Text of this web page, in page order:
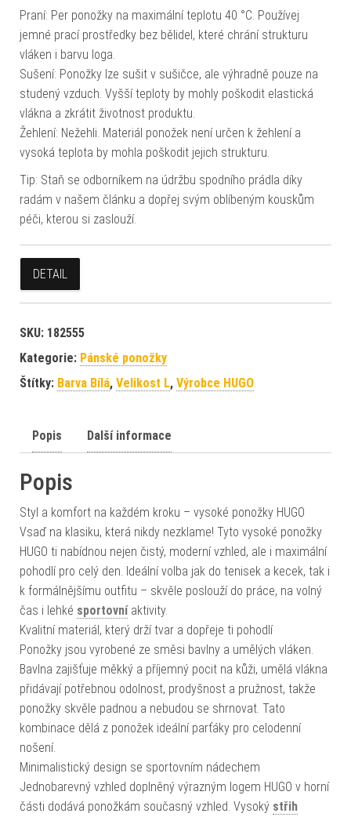
Praní: Per ponožky na maximální teplotu 40 °C. Používej
jemné prací prostředky bez bělidel, které chrání strukturu
vláken i barvu loga.
Sušení: Ponožky lze sušit v sušičce, ale výhradně pouze na
studený vzduch. Vyšší teploty by mohly poškodit elastická
vlákna a zkrátit životnost produktu.
Žehlení: Nežehli. Materiál ponožek není určen k žehlení a
vysoká teplota by mohla poškodit jejich strukturu.
Tip: Staň se odborníkem na údržbu spodního prádla díky
radám v našem článku a dopřej svým oblíbeným kouskům
péči, kterou si zaslouží.
DETAIL
SKU: 182555
Kategorie: Pánské ponožky
Štítky: Barva Bílá, Velikost L, Výrobce HUGO
Popis Další informace
Popis
Styl a komfort na každém kroku – vysoké ponožky HUGO
Vsaď na klasiku, která nikdy nezklame! Tyto vysoké ponožky
HUGO ti nabídnou nejen čistý, moderní vzhled, ale i maximální
pohodlí pro celý den. Ideální volba jak do tenisek a kecek, tak i
k formálnějšímu outfitu – skvěle poslouží do práce, na volný
čas i lehké sportovníaktivity.
Kvalitní materiál, který drží tvar a dopřeje ti pohodlí
Ponožky jsou vyrobené ze směsi bavlny a umělých vláken.
Bavlna zajišťuje měkký a příjemný pocit na kůži, umělá vlákna
přidávají potřebnou odolnost, prodyšnost a pružnost, takže
ponožky skvěle padnou a nebudou se shrnovat. Tato
kombinace dělá z ponožek ideální parťáky pro celodenní
nošení.
Minimalistický design se sportovním nádechem
Jednobarevný vzhled doplněný výrazným logem HUGO v horní
části dodává ponožkám současný vzhled. Vysoký střih